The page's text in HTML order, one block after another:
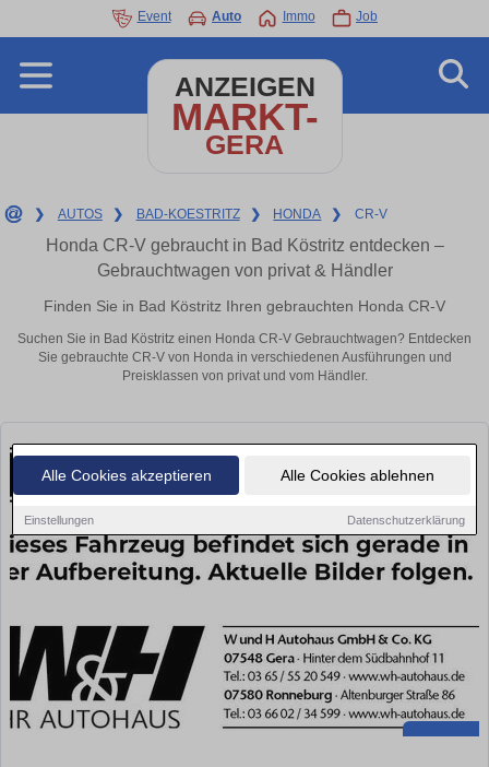
Alle Cookies akzeptieren Alle Cookies ablehnen
Einstellungen Datenschutzerklärung
Event Auto Immo Job
ANZEIGEN
MARKT-
GERA
❯ AUTOS ❯ BAD-KOESTRITZ ❯ HONDA ❯ CR-V
Honda CR-V gebraucht in Bad Köstritz entdecken –
Gebrauchtwagen von privat & Händler
Finden Sie in Bad Köstritz Ihren gebrauchten Honda CR-V
Suchen Sie in Bad Köstritz einen Honda CR-V Gebrauchtwagen? Entdecken
Sie gebrauchte CR-V von Honda in verschiedenen Ausführungen und
Preisklassen von privat und vom Händler.